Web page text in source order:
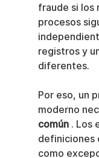
fraude si los
procesos
registros y
diferentes.
Por eso, un
moderno
común . Los
definiciones
como